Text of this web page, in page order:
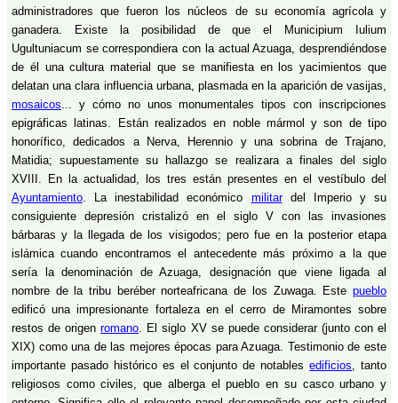
administradores que fueron los núcleos de su economía agrícola y
ganadera. Existe la posibilidad de que el Municipium Iulium
Ugultuniacum se correspondiera con la actual Azuaga, desprendiéndose
de él una cultura material que se manifiesta en los yacimientos que
delatan una clara influencia urbana, plasmada en la aparición de vasijas,
mosaicos... y cómo no unos monumentales tipos con inscripciones
epigráficas latinas. Están realizados en noble mármol y son de tipo
honorífico, dedicados a Nerva, Herennio y una sobrina de Trajano,
Matidia; supuestamente su hallazgo se realizara a finales del siglo
XVIII. En la actualidad, los tres están presentes en el vestíbulo del
Ayuntamiento. La inestabilidad económico militardel Imperio y su
consiguiente depresión cristalizó en el siglo V con las invasiones
bárbaras y la llegada de los visigodos; pero fue en la posterior etapa
islámica cuando encontramos el antecedente más próximo a la que
sería la denominación de Azuaga, designación que viene ligada al
nombre de la tribu beréber norteafricana de los Zuwaga. Este pueblo
edificó una impresionante fortaleza en el cerro de Miramontes sobre
restos de origenromano. El siglo XV se puede considerar (junto con el
XIX) como una de las mejores épocas para Azuaga. Testimonio de este
importante pasado histórico es el conjunto de notablesedificios, tanto
religiosos como civiles, que alberga el pueblo en su casco urbano y